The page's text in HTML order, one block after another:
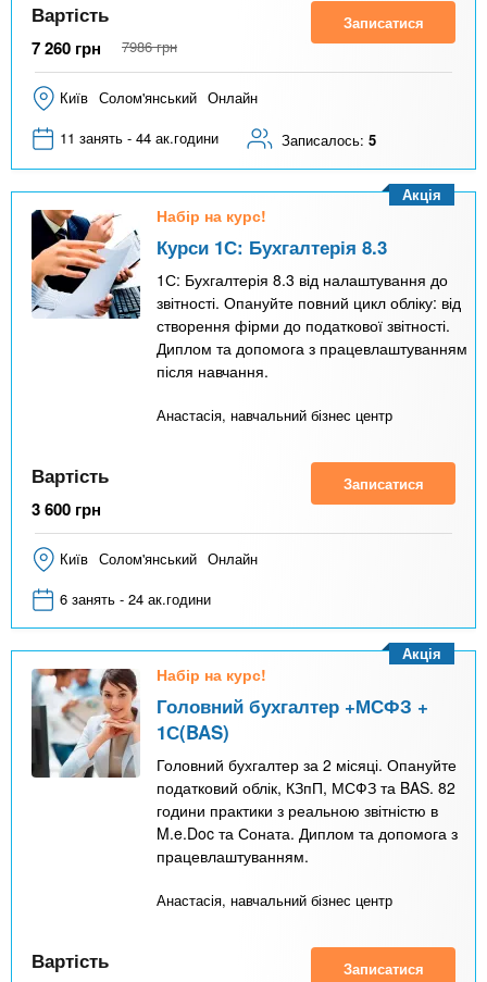
Вартість
7 260 грн 7986 грн
Записатися
Київ Солом'янський Онлайн
11 занять - 44 ак.години
Записалось: 5
Набір на курс!
Курси 1С: Бухгалтерія 8.3
1С: Бухгалтерія 8.3 від налаштування до
звітності. Опануйте повний цикл обліку: від
створення фірми до податкової звітності.
Диплом та допомога з працевлаштуванням
після навчання.
Анастасія, навчальний бізнес центр
Акція
Вартість
3 600 грн
Записатися
Київ Солом'янський Онлайн
6 занять - 24 ак.години
Набір на курс!
Головний бухгалтер +МСФЗ +
1С(BAS)
Головний бухгалтер за 2 місяці. Опануйте
податковий облік, КЗпП, МСФЗ та BAS. 82
години практики з реальною звітністю в
M.e.Doc та Соната. Диплом та допомога з
працевлаштуванням.
Анастасія, навчальний бізнес центр
Акція
Вартість Записатися